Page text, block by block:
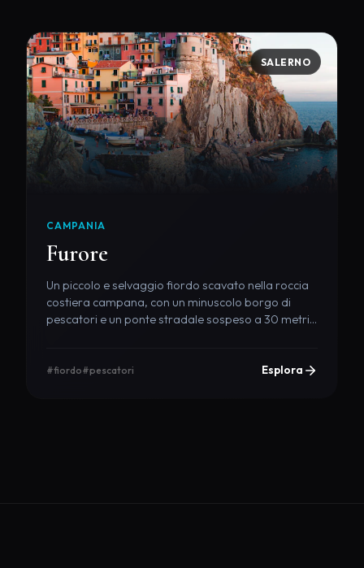
SALERNO
CAMPANIA
Furore
Un piccolo e selvaggio fiordo scavato nella roccia
costiera campana, con un minuscolo borgo di
pescatori e un ponte stradale sospeso a 30 metri
#fiordo#pescatori Esplora